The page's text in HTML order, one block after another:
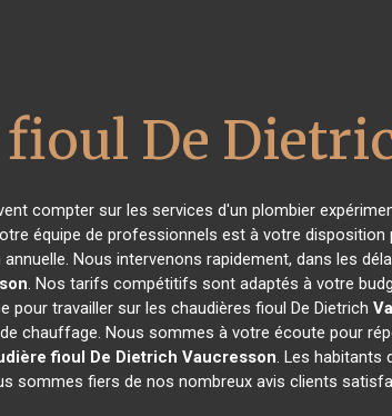
fioul De
compter sur les services d'un plombier
équipe de professionnels est à votre
Nous intervenons rapidement, dans les
. Nos tarifs compétitifs sont adaptés à votre
travailler sur les chaudières fioul De Dietrich
chauffage. Nous sommes à votre écoute pour
fioul De Dietrich Vaucresson. Les habitants
sommes fiers de nos nombreux avis clients